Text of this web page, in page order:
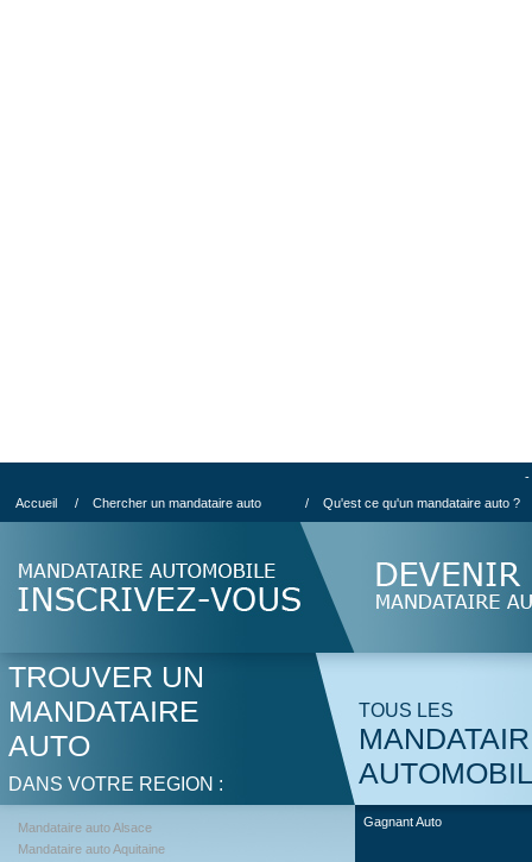
-
Accueil
/ Chercher un mandataire auto / Qu'est ce qu'un mandataire auto ?
TOUS LES
TROUVER UN
MANDATAIRE
AUTO
DANS VOTRE REGION :
Mandataire auto Alsace
Mandataire auto Aquitaine
Gagnant Auto